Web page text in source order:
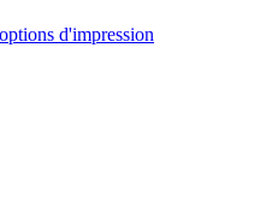
d'impression